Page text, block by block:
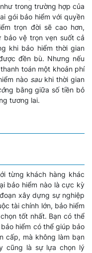
trong trường hợp của
gói bảo hiểm với quyền
trọn đời sẽ cao hơn,
bảo vệ trọn vẹn suốt cả
khi bảo hiểm thời gian
đền bù. Nhưng nếu
toán một khoản phí
nào sau khi thời gian
ng bằng giữa số tiền bỏ
tương lai.
từng khách hàng khác
bảo hiểm nào là cực kỳ
xây dựng sự nghiệp
tài chính lớn, bảo hiểm
tốt nhất. Bạn có thể
hiểm có thể giúp bảo
cấp, mà không làm bạn
cũng là sự lựa chọn lý